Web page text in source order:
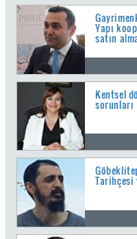
Yapı
satın
Kentsel
sorunları
Tarihçesi